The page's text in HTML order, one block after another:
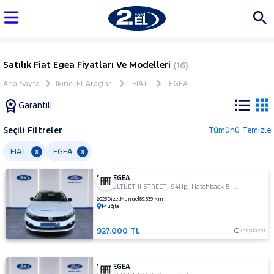
Satılık Fiat Egea Fiyatları Ve Modelleri (16)
Ana Sayfa İkinci El Araçlar FIAT EGEA
Garantili
Tüm
Araçlar
AUDI
BMC
BMW
BYD
Seçili Filtreler Tümünü Temizle
FIAT x EGEA x
FIAT EGEA
1.3 MULTIJET II STREET,94Hp, Hatchback 5 Kapı
2023DizelManuel89.539 Km
Muğla
927.000 TL Karşılaştır
FIAT EGEA